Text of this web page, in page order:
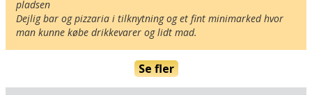
Din adress
Hitta resvägen
pladsen
Dejlig bar og pizzaria i tilknytning og et fint minimarked hvor
man kunne købe drikkevarer og lidt mad.
Se fler